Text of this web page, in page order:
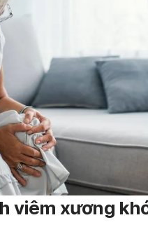
viêm xương